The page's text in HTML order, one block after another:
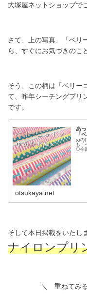
大塚屋ネットショップで
さて、上の写真、「ベリ
ら、すぐにお気づきのこ
そう、この柄は「ベリー
て、昨年シーチングプリ
です。
あ
「
ぬの
も「
♡今
otsukaya.net
そして本日掲載をいたし
ナイロンプリ
＼ 重ねてみ